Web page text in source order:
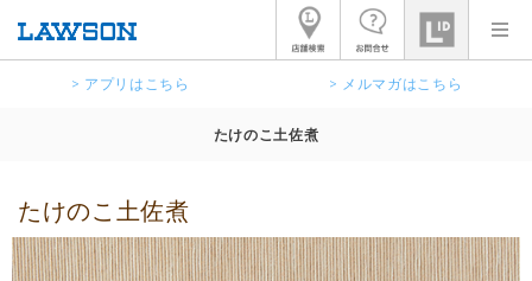
> アプリはこちら > メルマガはこちら
たけのこ土佐煮
たけのこ土佐煮